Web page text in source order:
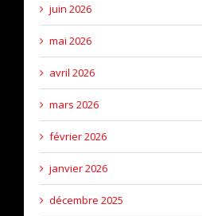
juin 2026
mai 2026
avril 2026
mars 2026
février 2026
janvier 2026
décembre 2025